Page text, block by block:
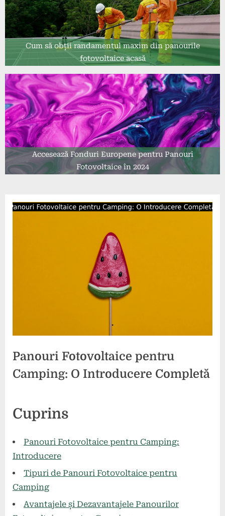
Cum să obții randamentul maxim din panourile
fotovoltaice acasă
Accesează Fonduri Europene pentru Panouri
Fotovoltaice în 2024
Panouri Fotovoltaice pentru
Camping: O Introducere Completă
on
mai
Cuprins
Panouri Fotovoltaice pentru Camping:
Introducere
Tipuri de Panouri Fotovoltaice pentru
Camping
Avantajele și Dezavantajele Panourilor